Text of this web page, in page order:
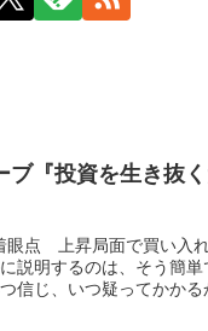
ブ『投資を生き抜
眼点 上昇局面で買い入
説明するのは、そう簡
信じ、いつ疑ってかかる